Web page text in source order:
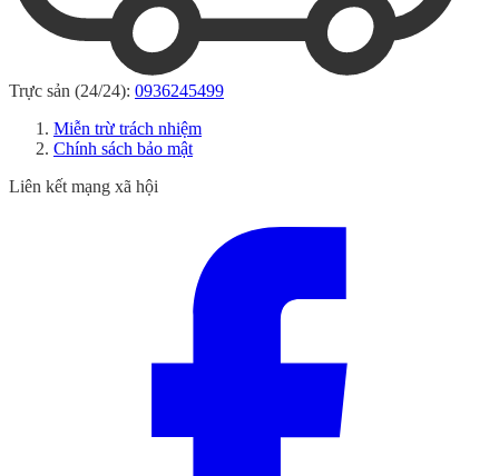
Trực sản (24/24): 0936245499
Miễn trừ trách nhiệm
Chính sách bảo mật
Liên kết mạng xã hội